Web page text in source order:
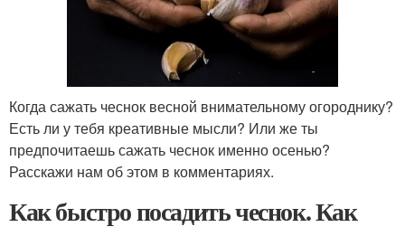
Когда сажать чеснок весной внимательному огороднику?
Есть ли у тебя креативные мысли? Или же ты
предпочитаешь сажать чеснок именно осенью?
Расскажи нам об этом в комментариях.
Как быстро посадить чеснок. Как